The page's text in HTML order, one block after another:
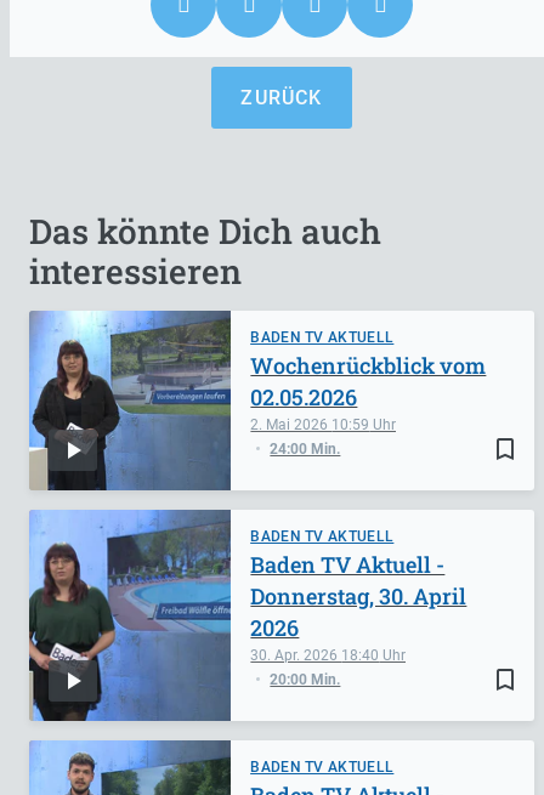
ZURÜCK
Das könnte Dich auch
interessieren
BADEN TV AKTUELL
bookmark_border
2. Mai 2026 10:59
24:00 Min.
Wochenrückblick vom
02.05.2026
BADEN TV AKTUELL
bookmark_border
30. Apr. 2026 18:40
20:00 Min.
Baden TV Aktuell -
Donnerstag, 30. April
2026
BADEN TV AKTUELL